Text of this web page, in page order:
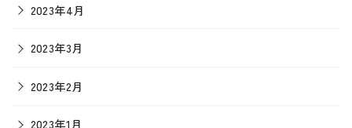
2023年4月
2023年3月
2023年2月
2023年1月